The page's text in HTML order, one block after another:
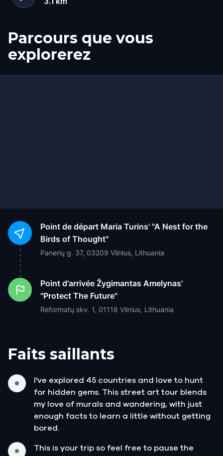
Parcours que vous
explorerez
Départ
Arrivée
Point de départ Maria Turins' "A Nest for the
Birds of Thought"
Panerių g. 37, 03209 Vilnius, Lithuania
Point d'arrivée Žygimantas Amelynas'
"Protect The Future"
Reformatų skv. 1, 01118 Vilnius, Lithuania
Faits saillants
I've explored 45 countries and love to hunt
for hidden gems. This street art tour blends
my love of murals and wandering, with just
enough facts to learn a little without getting
bored.
This is your trip so feel free to pause the